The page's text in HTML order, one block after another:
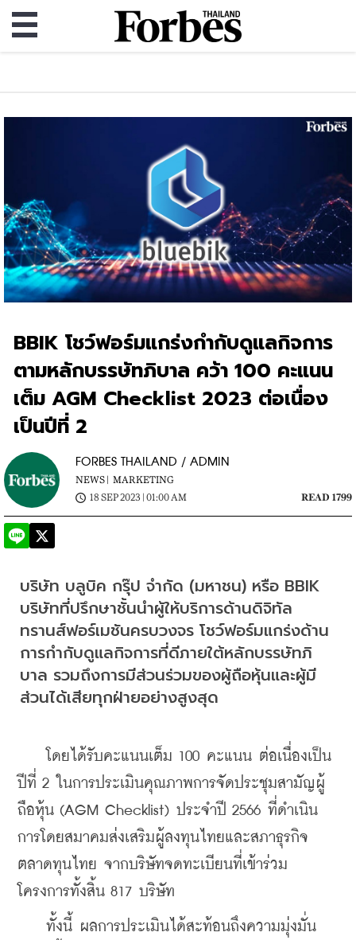
BBIK โชว์ฟอร์มแกร่งกำกับดูแลกิจการ
ตามหลักบรรษัทภิบาล คว้า 100 คะแนน
เต็ม AGM Checklist 2023 ต่อเนื่อง
เป็นปีที่ 2
FORBES THAILAND / ADMIN
NEWS |
MARKETING
18 SEP 2023 | 01:00 AM
READ 1799
บริษัท บลูบิค กรุ๊ป จำกัด (มหาชน) หรือ BBIK
บริษัทที่ปรึกษาชั้นนำผู้ให้บริการด้านดิจิทัล
ทรานส์ฟอร์เมชันครบวงจร โชว์ฟอร์มแกร่งด้าน
การกำกับดูแลกิจการที่ดีภายใต้หลักบรรษัทภิ
บาล รวมถึงการมีส่วนร่วมของผู้ถือหุ้นและผู้มี
ส่วนได้เสียทุกฝ่ายอย่างสูงสุด
โดยได้รับคะแนนเต็ม 100 คะแนน ต่อเนื่องเป็น
ปีที่ 2 ในการประเมินคุณภาพการจัดประชุมสามัญผู้
ถือหุ้น (AGM Checklist) ประจำปี 2566 ที่ดำเนิน
การโดยสมาคมส่งเสริมผู้ลงทุนไทยและสภาธุรกิจ
ตลาดทุนไทย จากบริษัทจดทะเบียนที่เข้าร่วม
โครงการทั้งสิ้น 817 บริษัท
ทั้งนี้ ผลการประเมินได้สะท้อนถึงความมุ่งมั่น